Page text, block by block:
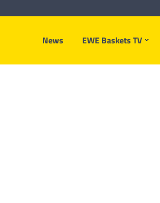
News EWE Baskets TV